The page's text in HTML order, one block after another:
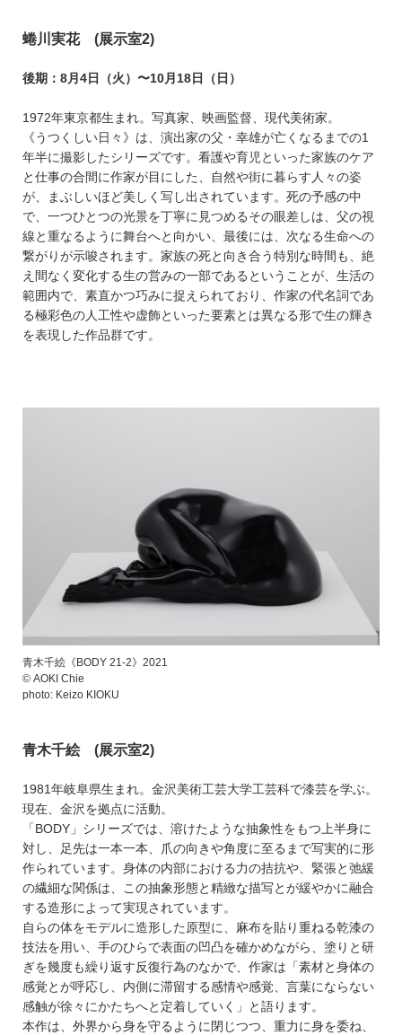
蜷川実花 (展示室2)
後期：8月4日（火）〜10月18日（日）
1972年東京都生まれ。写真家、映画監督、現代美術家。
《うつくしい日々》は、演出家の父・幸雄が亡くなるまでの1
年半に撮影したシリーズです。看護や育児といった家族のケア
と仕事の合間に作家が目にした、自然や街に暮らす人々の姿
が、まぶしいほど美しく写し出されています。死の予感の中
で、一つひとつの光景を丁寧に見つめるその眼差しは、父の視
線と重なるように舞台へと向かい、最後には、次なる生命への
繋がりが示唆されます。家族の死と向き合う特別な時間も、絶
え間なく変化する生の営みの一部であるということが、生活の
範囲内で、素直かつ巧みに捉えられており、作家の代名詞であ
る極彩色の人工性や虚飾といった要素とは異なる形で生の輝き
を表現した作品群です。
青木千絵《BODY 21-2》2021
© AOKI Chie
photo: Keizo KIOKU
青木千絵 (展示室2)
1981年岐⾩県⽣まれ。⾦沢美術⼯芸⼤学⼯芸科で漆芸を学ぶ。
現在、⾦沢を拠点に活動。
「BODY」シリーズでは、溶けたような抽象性をもつ上半身に
対し、足先は一本一本、爪の向きや角度に至るまで写実的に形
作られています。身体の内部における力の拮抗や、緊張と弛緩
の繊細な関係は、この抽象形態と精緻な描写とが緩やかに融合
する造形によって実現されています。
自らの体をモデルに造形した原型に、麻布を貼り重ねる乾漆の
技法を用い、手のひらで表面の凹凸を確かめながら、塗りと研
ぎを幾度も繰り返す反復行為のなかで、作家は「素材と⾝体の
感覚とが呼応し、内側に滞留する感情や感覚、⾔葉にならない
感触が徐々にかたちへと定着していく」と語ります。
本作は、外界から身を守るように閉じつつ、重力に身を委ね、